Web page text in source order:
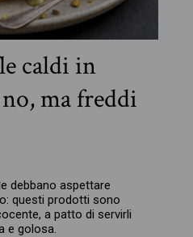
caldi in
ma freddi
debbano aspettare
questi prodotti sono
a patto di servirli
e golosa.